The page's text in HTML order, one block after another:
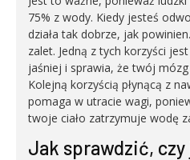
75% z wody. Kiedy jesteś
działa tak dobrze, jak
zalet. Jedną z tych korzyści
jaśniej i sprawia, że twój
Kolejną korzyścią płynącą z
pomaga w utracie wagi,
twoje ciało zatrzymuje wodę
Jak sprawdzić,